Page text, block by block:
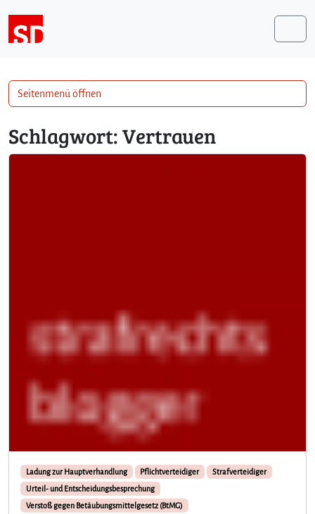
Schlagwort:Vertrauen
Ladung zur Hauptverhandlung Pflichtverteidiger
Strafverteidiger
Urteil- und Entscheidungsbesprechung
Verstoß gegen Betäubungsmittelgesetz (BtMG)
Seitenmenü öffnen